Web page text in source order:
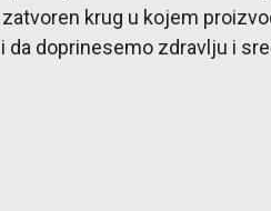
krug u kojem
doprinesemo zdravlju i